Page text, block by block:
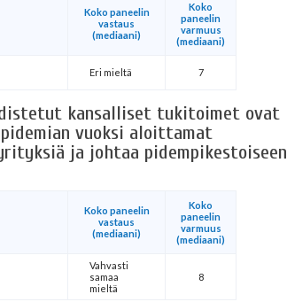
Koko paneelin
vastaus
(mediaani)
Koko
paneelin
varmuus
(mediaani)
Eri mieltä 7
kansalliset tukitoimet ovat
vuoksi aloittamat
ja johtaa pidempikestoiseen
Koko paneelin
vastaus
(mediaani)
Koko
paneelin
varmuus
(mediaani)
Vahvasti
samaa
mieltä
8